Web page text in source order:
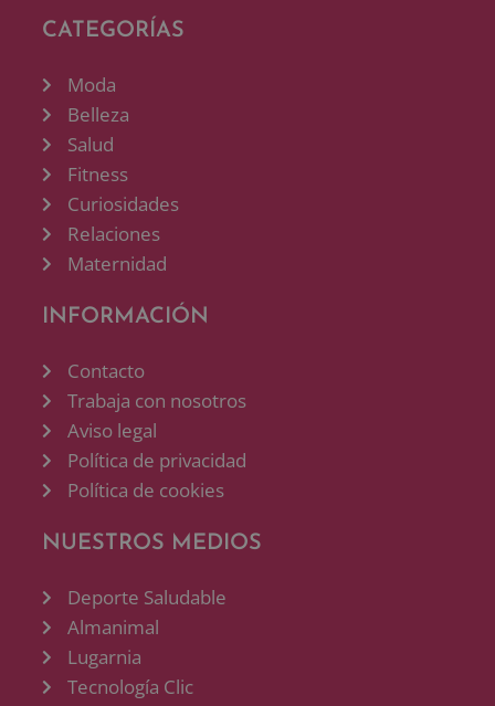
CATEGORÍAS
Moda
Belleza
Salud
Fitness
Curiosidades
Relaciones
Maternidad
INFORMACIÓN
Contacto
Trabaja con nosotros
Aviso legal
Política de privacidad
Política de cookies
NUESTROS MEDIOS
Deporte Saludable
Almanimal
Lugarnia
Tecnología Clic